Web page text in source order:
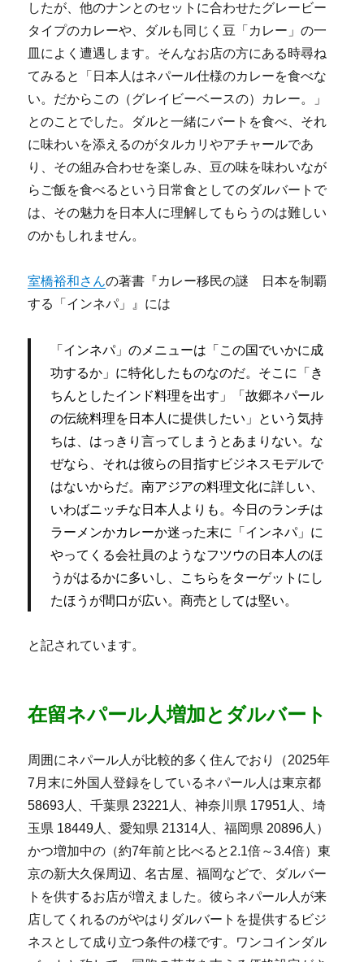
したが、他のナンとのセットに合わせたグレービー
タイプのカレーや、ダルも同じく豆「カレー」の一
皿によく遭遇します。そんなお店の方にある時尋ね
てみると「日本人はネパール仕様のカレーを食べな
い。だからこの（グレイビーベースの）カレー。」
とのことでした。ダルと一緒にバートを食べ、それ
に味わいを添えるのがタルカリやアチャールであ
り、その組み合わせを楽しみ、豆の味を味わいなが
らご飯を食べるという日常食としてのダルバートで
は、その魅力を日本人に理解してもらうのは難しい
のかもしれません。
室橋裕和さんの著書『カレー移民の謎 日本を制覇
する「インネパ」』には
「インネパ」のメニューは「この国でいかに成
功するか」に特化したものなのだ。そこに「き
ちんとしたインド料理を出す」「故郷ネパール
の伝統料理を日本人に提供したい」という気持
ちは、はっきり言ってしまうとあまりない。な
ぜなら、それは彼らの目指すビジネスモデルで
はないからだ。南アジアの料理文化に詳しい、
いわばニッチな日本人よりも。今日のランチは
ラーメンかカレーか迷った末に「インネパ」に
やってくる会社員のようなフツウの日本人のほ
うがはるかに多いし、こちらをターゲットにし
たほうが間口が広い。商売としては堅い。
と記されています。
在留ネパール人増加とダルバート
周囲にネパール人が比較的多く住んでおり（2025年
7月末に外国人登録をしているネパール人は東京都
58693人、千葉県 23221人、神奈川県 17951人、埼
玉県 18449人、愛知県 21314人、福岡県 20896人）
かつ増加中の（約7年前と比べると2.1倍～3.4倍）東
京の新大久保周辺、名古屋、福岡などで、ダルバー
トを供するお店が増えました。彼らネパール人が来
店してくれるのがやはりダルバートを提供するビジ
ネスとして成り立つ条件の様です。ワンコインダル